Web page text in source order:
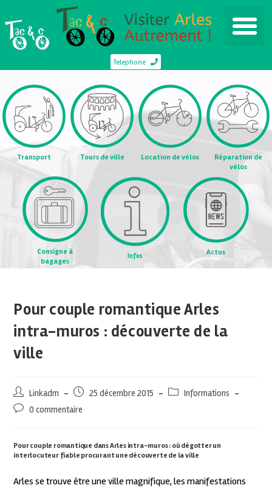
Telephone
Transport Tours de ville Location de vélos
Réparation de
vélos
Consigne à
bagages
Infos Actus
Pour couple romantique Arles
intra-muros : découverte de la
ville
Linkadm 25 décembre 2015
Informations
0 commentaire
Pour couple romantique dans Arles intra-muros : où dégotter un
interlocuteur fiable procurant une découverte de la ville
Arles se trouve être une ville magnifique, les manifestations